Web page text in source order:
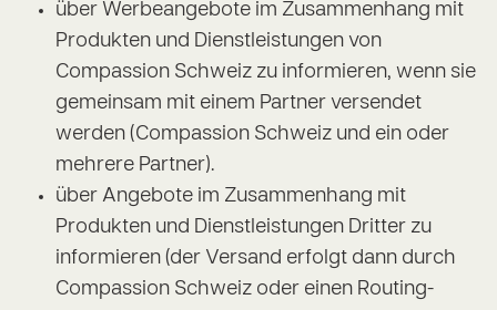
über Werbeangebote im Zusammenhang mit
Produkten und Dienstleistungen von
Compassion Schweiz zu informieren, wenn sie
gemeinsam mit einem Partner versendet
werden (Compassion Schweiz und ein oder
mehrere Partner).
über Angebote im Zusammenhang mit
Produkten und Dienstleistungen Dritter zu
informieren (der Versand erfolgt dann durch
Compassion Schweiz oder einen Routing-